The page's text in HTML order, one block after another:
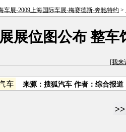
车展-2009上海国际车展-梅赛德斯-奔驰特约 >
展位图公布 整车
[我来
来源： 搜狐汽车 作者：综合报道